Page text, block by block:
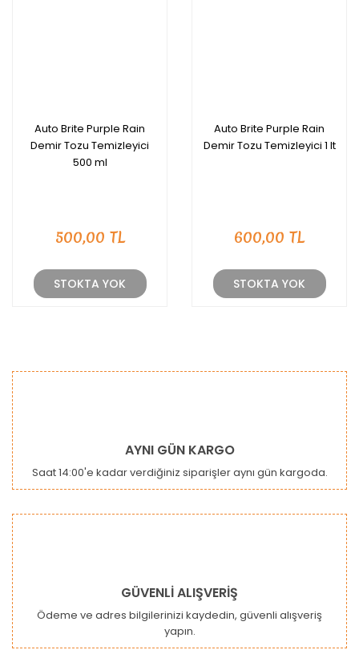
Auto Brite Purple Rain
Demir Tozu Temizleyici
500 ml
500,00 TL
STOKTA YOK
Auto Brite Purple Rain
Demir Tozu Temizleyici 1 lt
600,00 TL
STOKTA YOK
AYNI GÜN KARGO
Saat 14:00'e kadar verdiğiniz siparişler aynı gün kargoda.
GÜVENLİ ALIŞVERİŞ
Ödeme ve adres bilgilerinizi kaydedin, güvenli alışveriş
yapın.